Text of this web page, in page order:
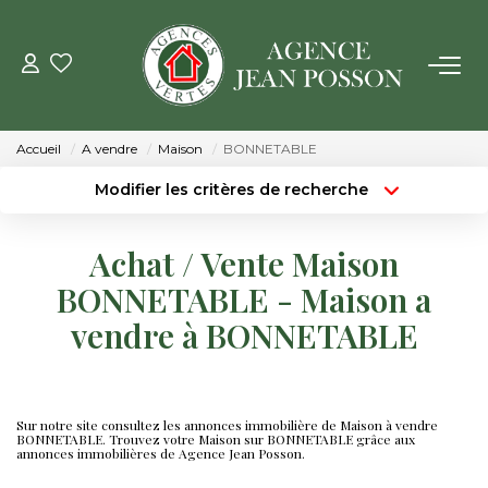
ESTIMATION
Qui Sommes Nous
Notre Équipe
Accueil A vendre Maison BONNETABLE
Modifier les critères de recherche
Sélectionnez...
Type de bien
Surface min
Budget max Plus de critères
Achat / Vente Maison
BONNETABLE - Maison a
vendre à BONNETABLE
Sur notre site consultez les annonces immobilière de Maison à vendre
BONNETABLE. Trouvez votre Maison sur BONNETABLE grâce aux
annonces immobilières de Agence Jean Posson.